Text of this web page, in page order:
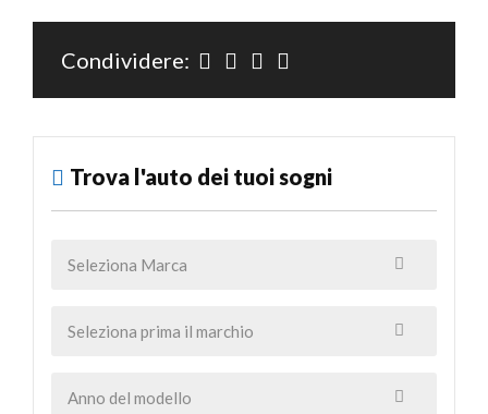
Condividere:
Trova l'auto dei tuoi sogni